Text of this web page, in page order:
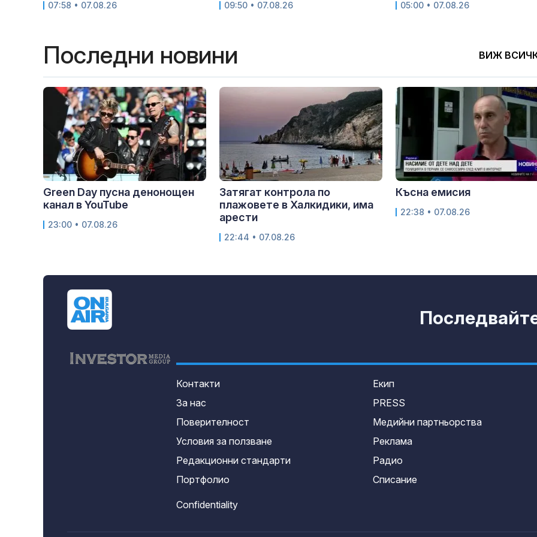
07:58 • 07.08.26 09:50 • 07.08.26 05:00 • 07.08.26
Последни новини ВИЖ
Green Day пусна денонощен
канал в YouTube
23:00 • 07.08.26
Затягат контрола по
плажовете в Халкидики, има
арести
22:44 • 07.08.26
Късна емисия
22:38 • 07.08.26
Контакти
За нас
Поверителност
Условия за ползване
Редакционни стандарти
Портфолио
Екип
PRESS
Медийни партньорства
Реклама
Радио
Списание
Confidentiality